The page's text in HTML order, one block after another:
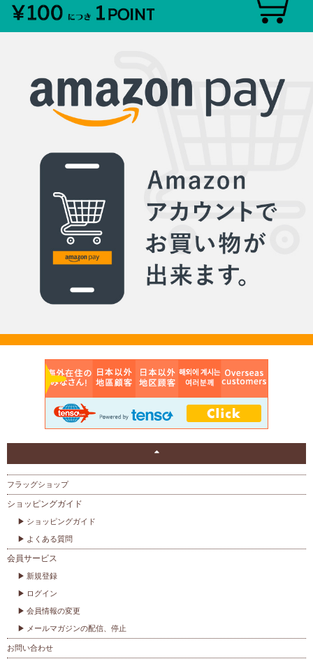
フラッグショップ
ショッピングガイド
ショッピングガイド
よくある質問
会員サービス
新規登録
ログイン
会員情報の変更
メールマガジンの配信、停止
お問い合わせ